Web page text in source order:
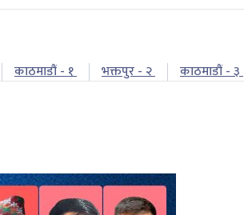
काठमाडौं - १ भक्तपुर - २ काठमाडौं - ३